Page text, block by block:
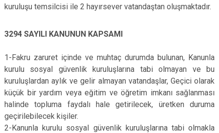
kuruluşu temsilcisi ile 2 hayırsever vatandaştan oluşmaktadır.
3294 SAYILI KANUNUN KAPSAMI
1-Fakru zaruret içinde ve muhtaç durumda bulunan, Kanunla
kurulu sosyal güvenlik kuruluşlarına tabi olmayan ve bu
kuruluşlardan aylık ve gelir almayan vatandaşlar, Geçici olarak
küçük bir yardım veya eğitim ve öğretim imkanı sağlanması
halinde topluma faydalı hale getirilecek, üretken duruma
geçirilebilecek kişiler.
2-Kanunla kurulu sosyal güvenlik kuruluşlarına tabi olmakla